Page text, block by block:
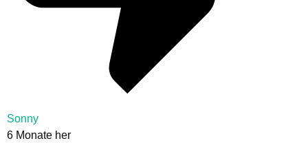
Sonny
6 Monate her